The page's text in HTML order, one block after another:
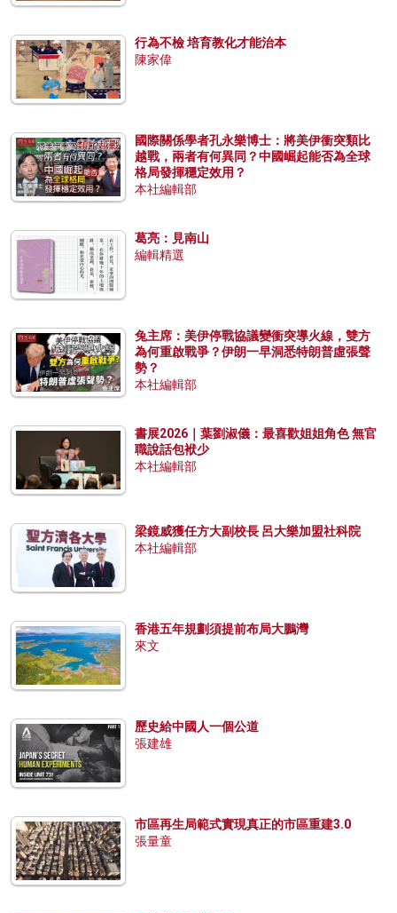
行為不檢 培育教化才能治本
陳家偉
國際關係學者孔永樂博士：將美伊衝突類比
越戰，兩者有何異同？中國崛起能否為全球
格局發揮穩定效用？
本社編輯部
葛亮：見南山
編輯精選
兔主席：美伊停戰協議變衝突導火線，雙方
為何重啟戰爭？伊朗一早洞悉特朗普虛張聲
勢？
本社編輯部
書展2026｜葉劉淑儀：最喜歡姐姐角色 無官
職說話包袱少
本社編輯部
梁鏡威獲任方大副校長 呂大樂加盟社科院
本社編輯部
香港五年規劃須提前布局大鵬灣
來文
歷史給中國人一個公道
張建雄
市區再生局範式實現真正的市區重建3.0
張量童